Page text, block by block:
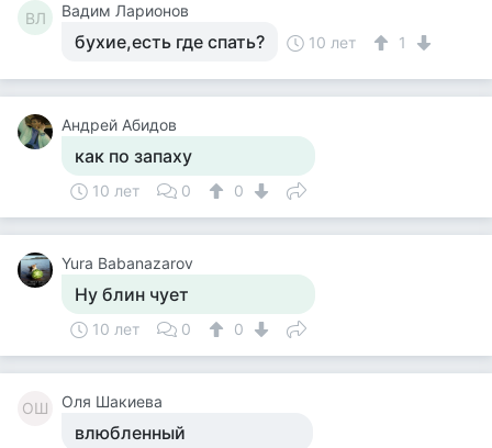
ВЛ Вадим Ларионов
бухие,есть где спать? 10 лет 1
Андрей Абидов
как по запаху
10 лет 0 0
Yura Babanazarov
Ну блин чует
10 лет 0 0
ОШ Оля Шакиева
влюбленный